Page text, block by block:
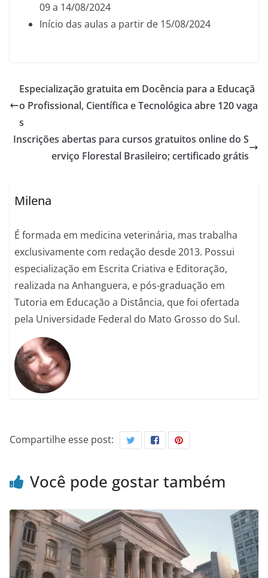
09 a 14/08/2024
Início das aulas a partir de 15/08/2024
Especialização gratuita em Docência para a Educaçã
o Profissional, Científica e Tecnológica abre 120 vaga
s
Inscrições abertas para cursos gratuitos online do S
erviço Florestal Brasileiro; certificado grátis
Milena
É formada em medicina veterinária, mas trabalha
exclusivamente com redação desde 2013. Possui
especialização em Escrita Criativa e Editoração,
realizada na Anhanguera, e pós-graduação em
Tutoria em Educação a Distância, que foi ofertada
pela Universidade Federal do Mato Grosso do Sul.
Compartilhe esse post:
Você pode gostar também